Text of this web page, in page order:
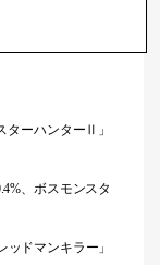
ターハンターⅡ」
、ボスモンスタ
ドマンキラー」